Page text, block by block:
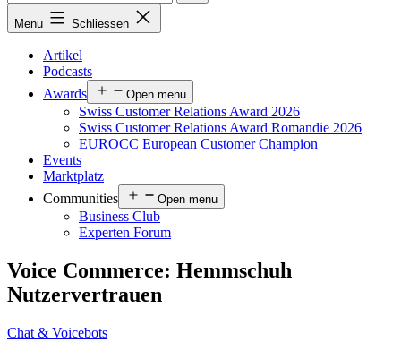
Menu Schliessen
Artikel
Podcasts
Awards
Open menu
Swiss Customer Relations Award 2026
Swiss Customer Relations Award Romandie 2026
EUROCC European Customer Champion
Events
Marktplatz
Communities
Open menu
Business Club
Experten Forum
Voice Commerce: Hemmschuh
Nutzervertrauen
Chat & Voicebots